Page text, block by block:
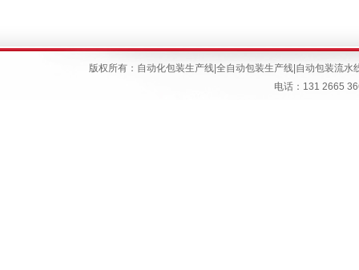
版权所有： 自动化包装生产线| 全自动包装生产线| 自动包装流水
电话：131 2665